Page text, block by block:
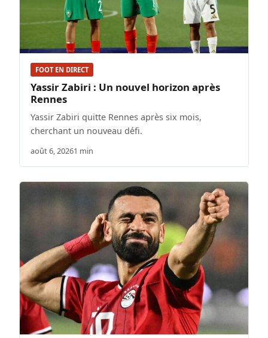
FOOT EN DIRECT
Yassir Zabiri : Un nouvel horizon après
Rennes
Yassir Zabiri quitte Rennes après six mois,
cherchant un nouveau défi.
août 6, 20261 min